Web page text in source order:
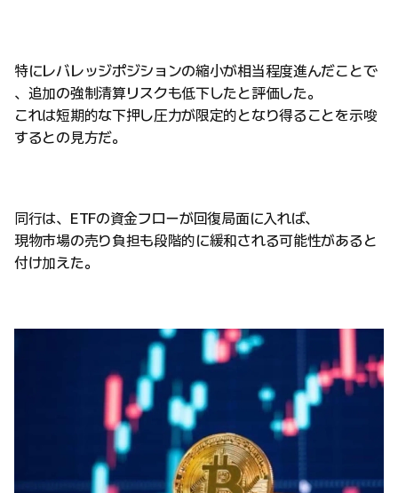
特にレバレッジポジションの縮小が相当程度進んだことで
、追加の強制清算リスクも低下したと評価した。
これは短期的な下押し圧力が限定的となり得ることを示唆
するとの見方だ。
同行は、ETFの資金フローが回復局面に入れば、
現物市場の売り負担も段階的に緩和される可能性があると
付け加えた。